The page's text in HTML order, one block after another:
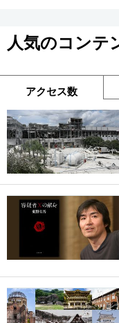
人気のコンテ
アクセス数